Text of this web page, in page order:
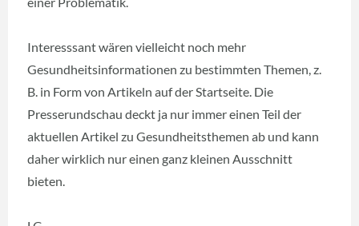
Interesssant wären vielleicht noch mehr
Gesundheitsinformationen zu bestimmten Themen, z.
B. in Form von Artikeln auf der Startseite. Die
Presserundschau deckt ja nur immer einen Teil der
aktuellen Artikel zu Gesundheitsthemen ab und kann
daher wirklich nur einen ganz kleinen Ausschnitt
bieten.